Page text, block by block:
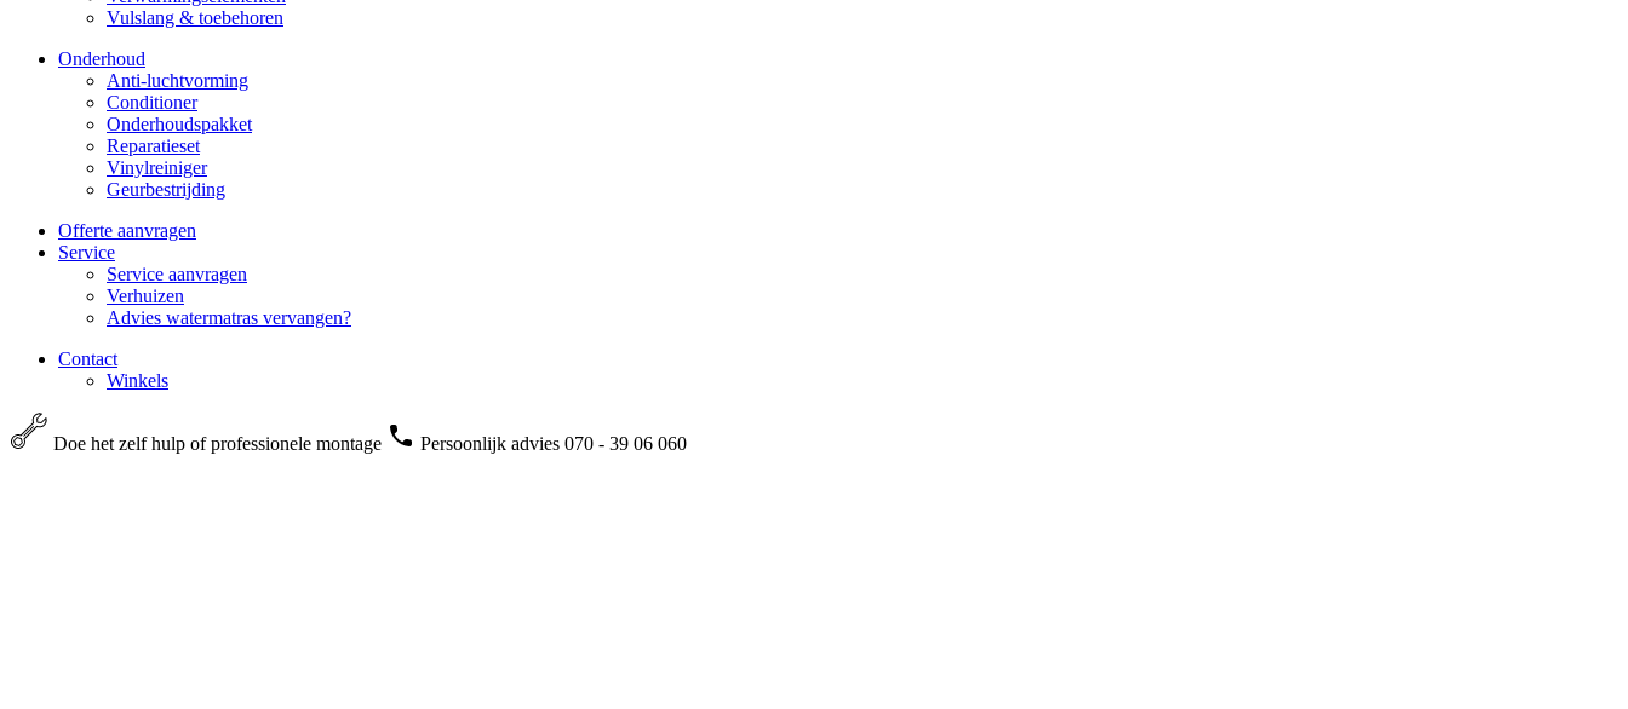
Vulslang & toebehoren
Onderhoud
Anti-luchtvorming
Conditioner
Onderhoudspakket
Reparatieset
Vinylreiniger
Geurbestrijding
Offerte aanvragen
Service
Service aanvragen
Verhuizen
Advies watermatras vervangen?
Contact
Winkels
Doe het zelf hulp of professionele montage Persoonlijk advies 070 - 39 06 060